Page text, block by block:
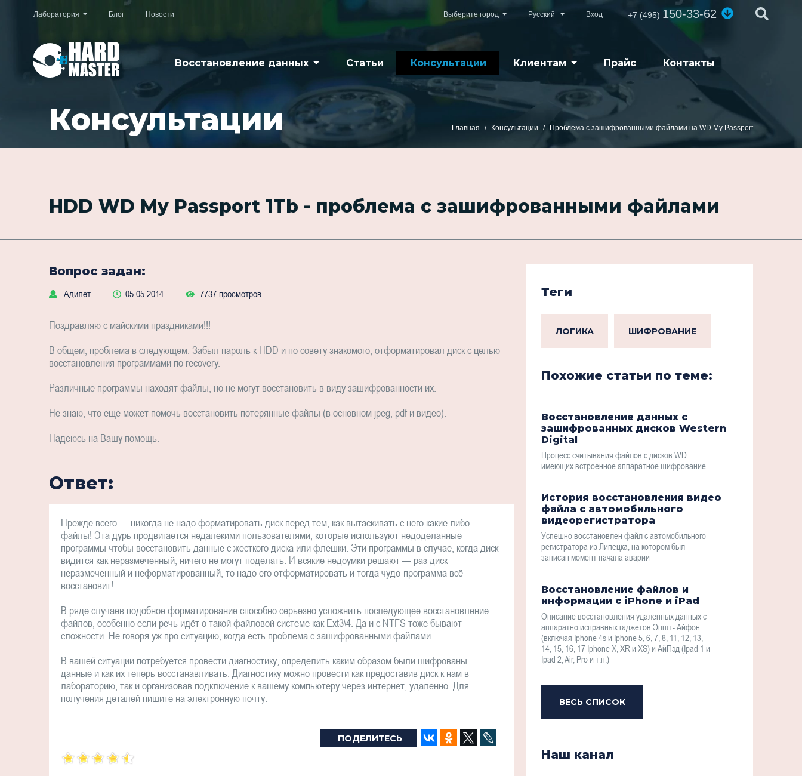
Восстановление данных Статьи Консультации Клиентам Прайс Контакты
Лаборатория Блог Новости Выберите город Русский Вход +7 (495)150-33-62
Консультации Главная Консультации Проблема с зашифрованными файлами на WD My Passport
HDD WD My Passport 1Tb - проблема с зашифрованными файлами
Вопрос задан:
Адилет 05.05.2014 7737 просмотров
Поздравляю с майскими праздниками!!!
В общем, проблема в следующем. Забыл пароль к HDD и по совету знакомого, отформатировал диск с целью
восстановления программами по recovery.
Различные программы находят файлы, но не могут восстановить в виду зашифрованности их.
Не знаю, что еще может помочь восстановить потерянные файлы (в основном jpeg, pdf и видео).
Надеюсь на Вашу помощь.
Ответ:
Прежде всего — никогда не надо форматировать диск перед тем, как вытаскивать с него какие либо
файлы! Эта дурь продвигается недалекими пользователями, которые используют недоделанные
программы чтобы восстановить данные с жесткого диска или флешки. Эти программы в случае, когда диск
видится как неразмеченный, ничего не могут поделать. И всякие недоумки решают — раз диск
неразмеченный и неформатированный, то надо его отформатировать и тогда чудо-программа всё
восстановит!
В ряде случаев подобное форматирование способно серьёзно усложнить последующее восстановление
файлов, особенно если речь идёт о такой файловой системе как Ext3\4. Да и с NTFS тоже бывают
сложности. Не говоря уж про ситуацию, когда есть проблема с зашифрованными файлами.
В вашей ситуации потребуется провести диагностику, определить каким образом были шифрованы
данные и как их теперь восстанавливать. Диагностику можно провести как предоставив диск к нам в
лабораторию, так и организовав подключение к вашему компьютеру через интернет, удаленно. Для
получения деталей пишите на электронную почту.
ПОДЕЛИТЕСЬ
Теги
ЛОГИКА ШИФРОВАНИЕ
Похожие статьи по теме:
Восстановление данных с
зашифрованных дисков Western
Digital
Процесс считывания файлов с дисков WD
имеющих встроенное аппаратное шифрование
История восстановления видео
файла с автомобильного
видеорегистратора
Успешно восстановлен файл с автомобильного
регистратора из Липецка, на котором был
записан момент начала аварии
Восстановление файлов и
информации с iPhone и iPad
Описание восстановления удаленных данных с
аппаратно исправных гаджетов Эппл - Айфон
(включая Iphone 4s и Iphone 5, 6, 7, 8, 11, 12, 13,
14, 15, 16, 17 Iphone X, XR и XS) и АйПэд (Ipad 1 и
Ipad 2, Air, Pro и т.п.)
ВЕСЬ СПИСОК
Наш канал